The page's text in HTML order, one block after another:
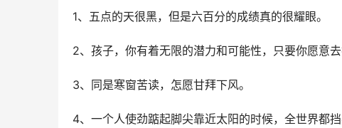
1、五点的天很黑，但是六百分的成绩真的很耀眼。
2、孩子，你有着无限的潜力和可能性，只要你愿意
3、同是寒窗苦读，怎愿甘拜下风。
4、一个人使劲踮起脚尖靠近太阳的时候，全世界都